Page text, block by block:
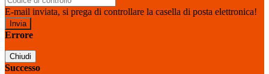
E-mail inviata, si prega di controllare la casella di posta elettronica!
Errore
Chiudi
Successo